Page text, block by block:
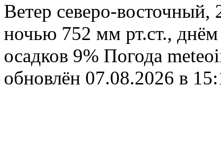
Ветер северо-
ночью 752 мм рт.ст.,
осадков 9% Погода
обновлён 07.08.2026 в